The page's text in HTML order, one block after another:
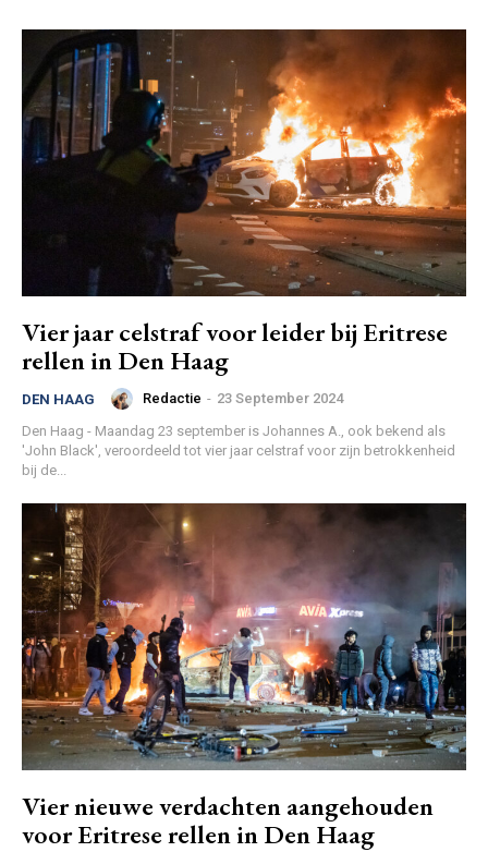
Vier jaar celstraf voor leider bij Eritrese
rellen in Den Haag
DEN HAAG Redactie - 23 September 2024
Den Haag - Maandag 23 september is Johannes A., ook bekend als
'John Black', veroordeeld tot vier jaar celstraf voor zijn betrokkenheid
bij de...
Vier nieuwe verdachten aangehouden
voor Eritrese rellen in Den Haag